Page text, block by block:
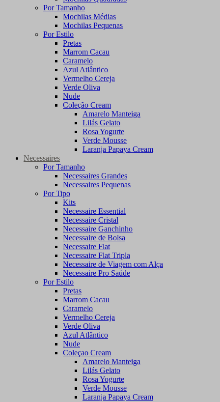
Por Tamanho
Mochilas Médias
Mochilas Pequenas
Por Estilo
Pretas
Marrom Cacau
Caramelo
Azul Atlântico
Vermelho Cereja
Verde Oliva
Nude
Coleção Cream
Amarelo Manteiga
Lilás Gelato
Rosa Yogurte
Verde Mousse
Laranja Papaya Cream
Necessaires
Por Tamanho
Necessaires Grandes
Necessaires Pequenas
Por Tipo
Kits
Necessaire Essential
Necessaire Cristal
Necessaire Ganchinho
Necessaire de Bolsa
Necessaire Flat
Necessaire Flat Tripla
Necessaire de Viagem com Alça
Necessaire Pro Saúde
Por Estilo
Pretas
Marrom Cacau
Caramelo
Vermelho Cereja
Verde Oliva
Azul Atlântico
Nude
Coleçao Cream
Amarelo Manteiga
Lilás Gelato
Rosa Yogurte
Verde Mousse
Laranja Papaya Cream